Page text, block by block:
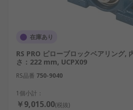
在庫あり
RS PRO ピローブロックベアリング,
さ：222 mm, UCPX09
RS品番 750-9040
1個小計：
￥9,015.00(税抜)